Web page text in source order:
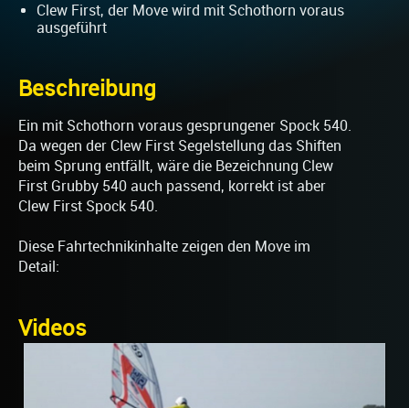
Clew First, der Move wird mit Schothorn voraus
ausgeführt
Beschreibung
Ein mit Schothorn voraus gesprungener Spock 540.
Da wegen der Clew First Segelstellung das Shiften
beim Sprung entfällt, wäre die Bezeichnung Clew
First Grubby 540 auch passend, korrekt ist aber
Clew First Spock 540.
Diese Fahrtechnikinhalte zeigen den Move im
Detail:
Videos